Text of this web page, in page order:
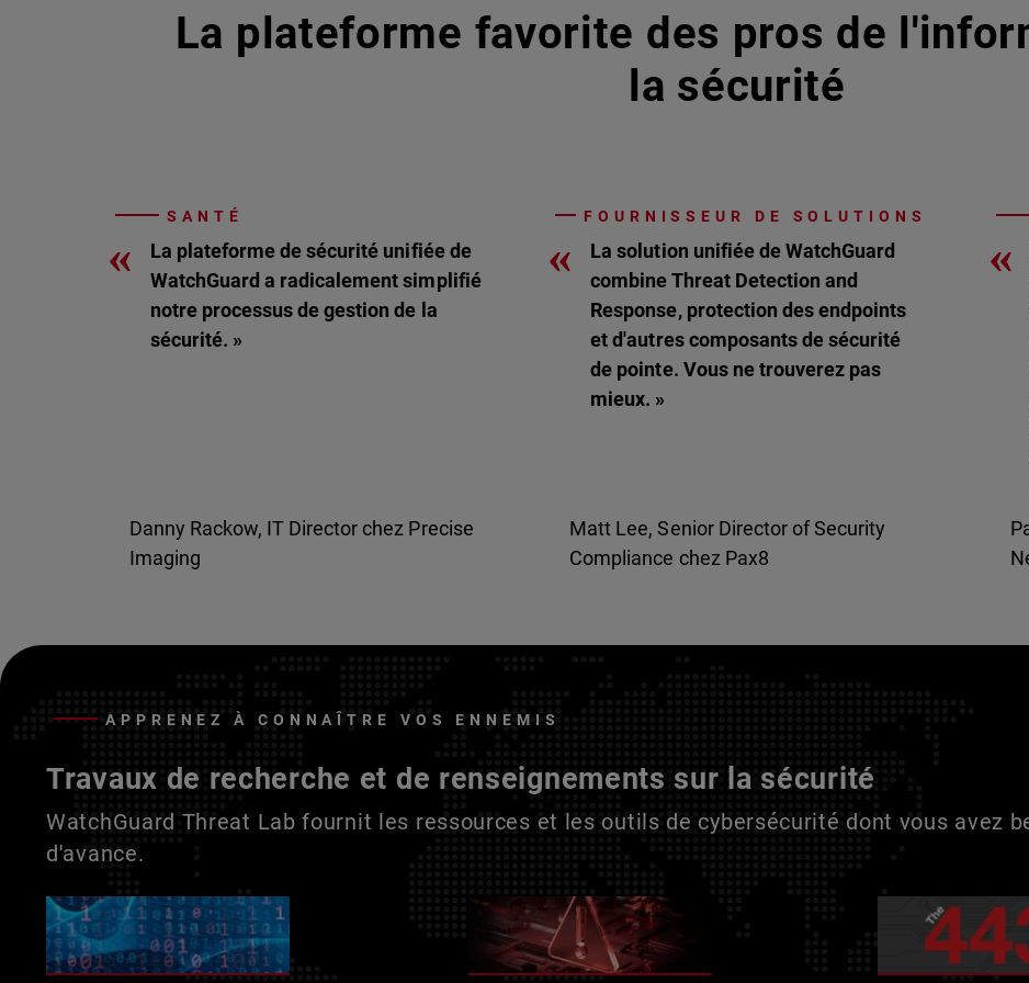
La plateforme favorite des pros de
la sécurité
SANTÉ
«
La plateforme de sécurité unifiée de
WatchGuard a radicalement simplifié
notre processus de gestion de la
sécurité. »
Danny Rackow, IT Director chez Precise
Imaging
FOURNISSEUR DE SOLUTIONS
«
La solution unifiée de WatchGuard
combine Threat Detection and
Response, protection des endpoints
et d'autres composants de sécurité
de pointe. Vous ne trouverez pas
mieux. »
Matt Lee, Senior Director of Security
Compliance chez Pax8
«
APPRENEZ À CONNAÎTRE VOS ENNEMIS
Travaux de recherche et de renseignements sur la sécurité
WatchGuard Threat Lab fournit les ressources et les outils de cybersécurité dont vous avez
d'avance.